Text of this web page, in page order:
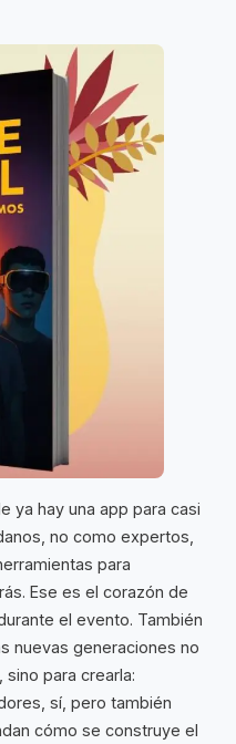
ya hay una app para casi
no como expertos,
para
Ese es el corazón de
el evento. También
nuevas generaciones no
para crearla:
sí, pero también
cómo se construye el